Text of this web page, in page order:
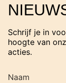
g
a
m
Schrijf je in
hoogte van
acties.